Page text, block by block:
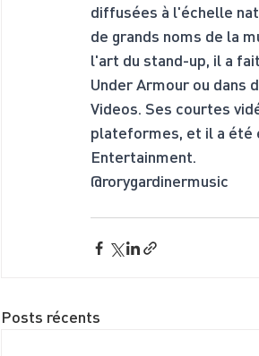
diffusées à l'échelle
de grands noms de la
l'art du stand-up, il a
Under Armour ou dans
Videos. Ses courtes
plateformes, et il a été
Entertainment.
@rorygardinermusic
Posts récents